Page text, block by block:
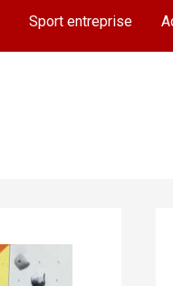
Sport entreprise